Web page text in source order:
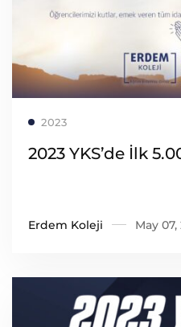
2023
2023 YKS’de İlk
Erdem Koleji May 07,